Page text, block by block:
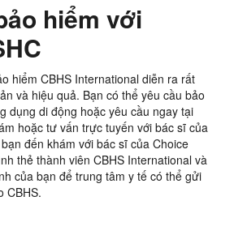
hiểm với
hiểm CBHS International diễn ra rất
và hiệu quả. Bạn có thể yêu cầu bảo
dụng di động hoặc yêu cầu ngay tại
hoặc tư vấn trực tuyến với bác sĩ của
đến khám với bác sĩ của Choice
thẻ thành viên CBHS International và
của bạn để trung tâm y tế có thể gửi
CBHS.